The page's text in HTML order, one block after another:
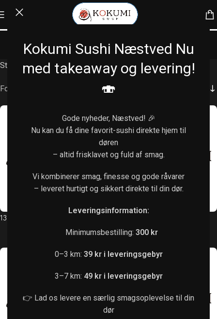
Kokumi Sushi Næstved Nu
med takeaway og levering!
🍣
Gode nyheder, Næstved! 🎉
Nu kan du få dine favorit-sushi direkte hjem til
døren
– altid frisklavet og fuld af smag.
Vi kombinerer smag, finesse og gode råvarer
– leveret hurtigt og sikkert direkte til din dør.
Leveringsinformation:
Minimumsbestilling: 300 kr
0–3 km: 39 kr i leveringsgebyr
3–7 km: 49 kr i leveringsgebyr
👉 Lad os levere en særlig smagsoplevelse til din
dør
Udon nudler
Kategorier
Stegt japansk uden nudler med grøntsager og yakisoba sauce
Forside
130A. Oksekød
kr.
130B. Kylling
138,00